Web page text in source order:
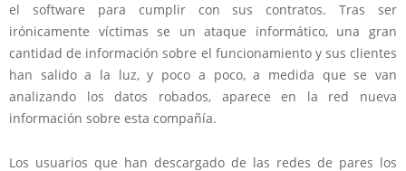
el software para cumplir con sus contratos. Tras ser
irónicamente víctimas se un ataque informático, una gran
cantidad de información sobre el funcionamiento y sus clientes
han salido a la luz, y poco a poco, a medida que se van
analizando los datos robados, aparece en la red nueva
información sobre esta compañía.
Los usuarios que han descargado de las redes de pares los